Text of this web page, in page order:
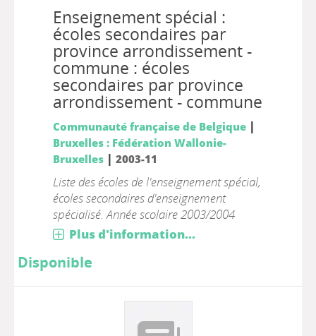
Enseignement spécial :
écoles secondaires par
province arrondissement -
commune : écoles
secondaires par province
arrondissement - commune
Communauté française de Belgique |
Bruxelles : Fédération Wallonie-
Bruxelles| 2003-11
Liste des écoles de l'enseignement spécial,
écoles secondaires d'enseignement
spécialisé. Année scolaire 2003/2004
Plus d'information...
Disponible